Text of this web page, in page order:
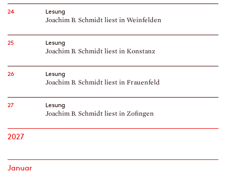
24
Lesung
Joachim B. Schmidt liest in Weinfelden
25
Lesung
Joachim B. Schmidt liest in Konstanz
26
Lesung
Joachim B. Schmidt liest in Frauenfeld
27
Lesung
Joachim B. Schmidt liest in Zofingen
2027
Januar